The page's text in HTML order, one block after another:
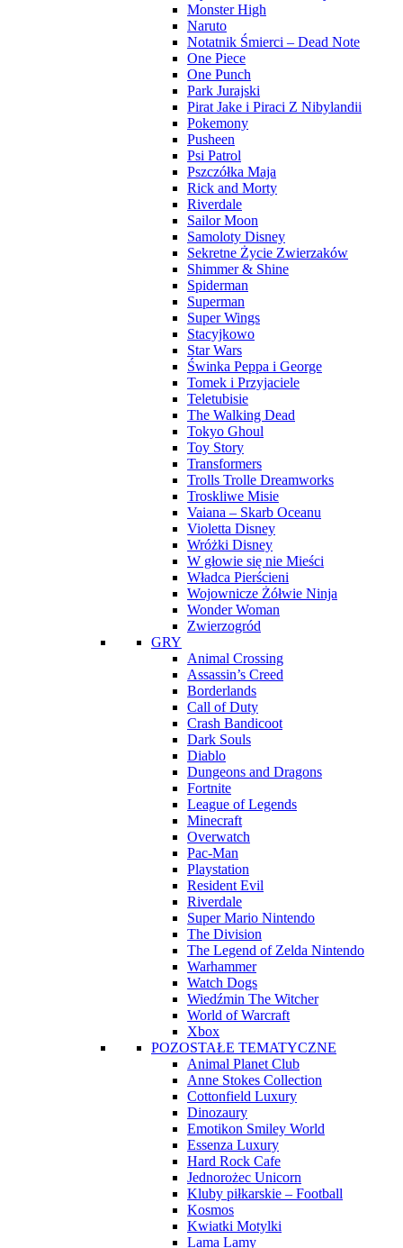
Monster High
Naruto
Notatnik Śmierci – Dead Note
One Piece
One Punch
Park Jurajski
Pirat Jake i Piraci Z Nibylandii
Pokemony
Pusheen
Psi Patrol
Pszczółka Maja
Rick and Morty
Riverdale
Sailor Moon
Samoloty Disney
Sekretne Życie Zwierzaków
Shimmer & Shine
Spiderman
Superman
Super Wings
Stacyjkowo
Star Wars
Świnka Peppa i George
Tomek i Przyjaciele
Teletubisie
The Walking Dead
Tokyo Ghoul
Toy Story
Transformers
Trolls Trolle Dreamworks
Troskliwe Misie
Vaiana – Skarb Oceanu
Violetta Disney
Wróżki Disney
W głowie się nie Mieści
Władca Pierścieni
Wojownicze Żółwie Ninja
Wonder Woman
Zwierzogród
GRY
Animal Crossing
Assassin’s Creed
Borderlands
Call of Duty
Crash Bandicoot
Dark Souls
Diablo
Dungeons and Dragons
Fortnite
League of Legends
Minecraft
Overwatch
Pac-Man
Playstation
Resident Evil
Riverdale
Super Mario Nintendo
The Division
The Legend of Zelda Nintendo
Warhammer
Watch Dogs
Wiedźmin The Witcher
World of Warcraft
Xbox
POZOSTAŁE TEMATYCZNE
Animal Planet Club
Anne Stokes Collection
Cottonfield Luxury
Dinozaury
Emotikon Smiley World
Essenza Luxury
Hard Rock Cafe
Jednorożec Unicorn
Kluby piłkarskie – Football
Kosmos
Kwiatki Motylki
Lama Lamy